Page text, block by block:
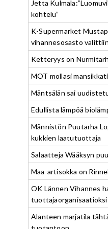
Jetta
kohtelu”
K-Supermarket
vihannesosasto
Ketteryys on
MOT mollasi
Mäntsälän sai
Edullista lämpöä
Männistön Puutarha
kukkien laatutuottaja
Salaatteja Wääksyn
Maa-artisokka on
OK Lännen Vihannes
tuottajaorganisaatioksi
Alanteen marjatila